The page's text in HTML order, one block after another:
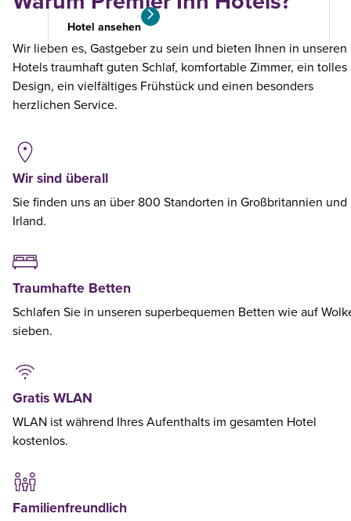
Hotel ansehen
Wir lieben es, Gastgeber zu sein und bieten Ihnen in unseren
Hotels traumhaft guten Schlaf, komfortable Zimmer, ein tolles
Design, ein vielfältiges Frühstück und einen besonders
herzlichen Service.
Wir sind überall
Sie finden uns an über 800 Standorten in Großbritannien und
Irland.
Traumhafte Betten
Schlafen Sie in unseren superbequemen Betten wie auf
sieben.
Gratis WLAN
WLAN ist während Ihres Aufenthalts im gesamten Hotel
kostenlos.
Familienfreundlich